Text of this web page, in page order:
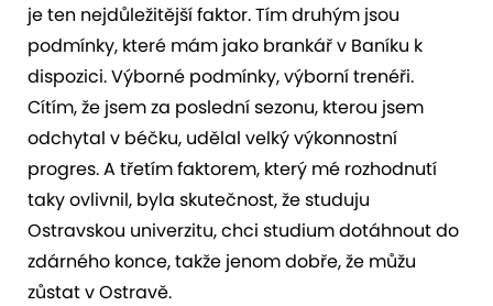
je ten nejdůležitější faktor. Tím druhým jsou
podmínky, které mám jako brankář v Baníku k
dispozici. Výborné podmínky, výborní trenéři.
Cítím, že jsem za poslední sezonu, kterou jsem
odchytal v béčku, udělal velký výkonnostní
progres. A třetím faktorem, který mé rozhodnutí
taky ovlivnil, byla skutečnost, že studuju
Ostravskou univerzitu, chci studium dotáhnout do
zdárného konce, takže jenom dobře, že můžu
zůstat v Ostravě.